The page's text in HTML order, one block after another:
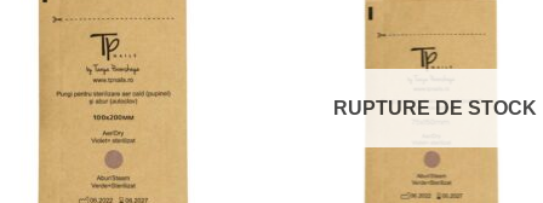
RUPTURE DE STOCK